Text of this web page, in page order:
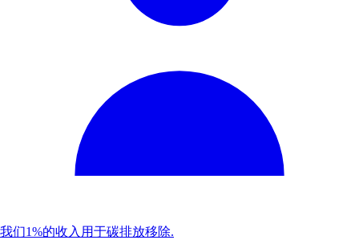
我们1%的收入用于碳排放移除.